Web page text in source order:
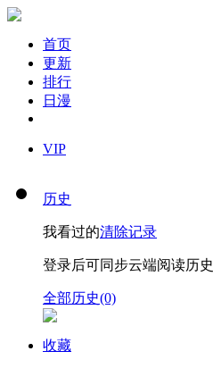
首页
更新
排行
日漫
VIP
历史
我看过的清除记录
登录后可同步云端阅读历史
全部历史(0)
收藏